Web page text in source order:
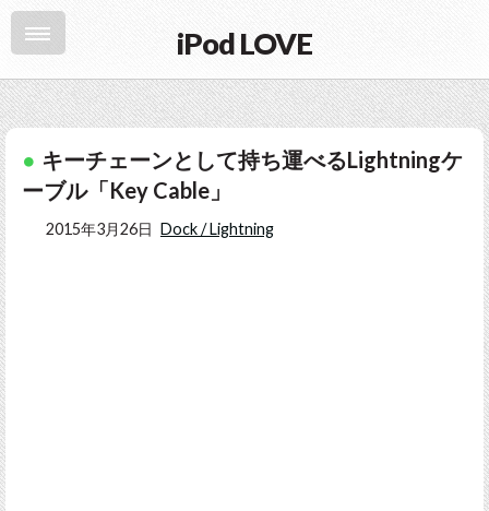
iPod LOVE
キーチェーンとして持ち運べるLightningケ
ーブル「Key Cable」
2015年3月26日 Dock / Lightning